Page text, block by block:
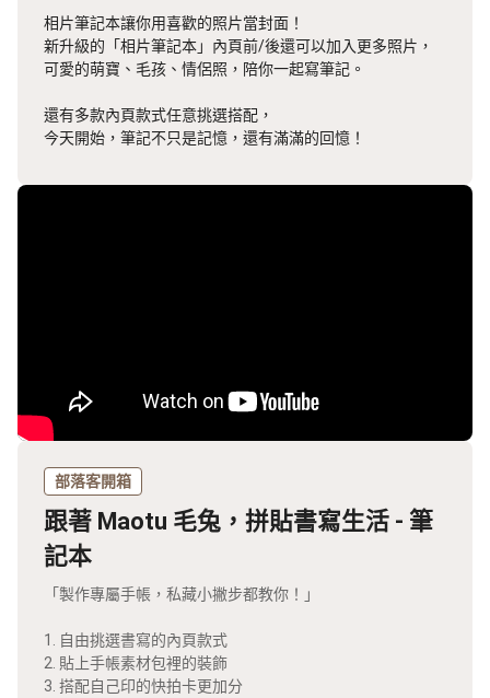
相片筆記本讓你用喜歡的照片當封面！
新升級的「相片筆記本」內頁前/後還可以加入更多照片，
可愛的萌寶、毛孩、情侶照，陪你一起寫筆記。
還有多款內頁款式任意挑選搭配，
今天開始，筆記不只是記憶，還有滿滿的回憶！
部落客開箱
跟著 Maotu 毛兔，拼貼書寫生活 - 筆
記本
「製作專屬手帳，私藏小撇步都教你！」
1. 自由挑選書寫的內頁款式
2. 貼上手帳素材包裡的裝飾
3. 搭配自己印的快拍卡更加分